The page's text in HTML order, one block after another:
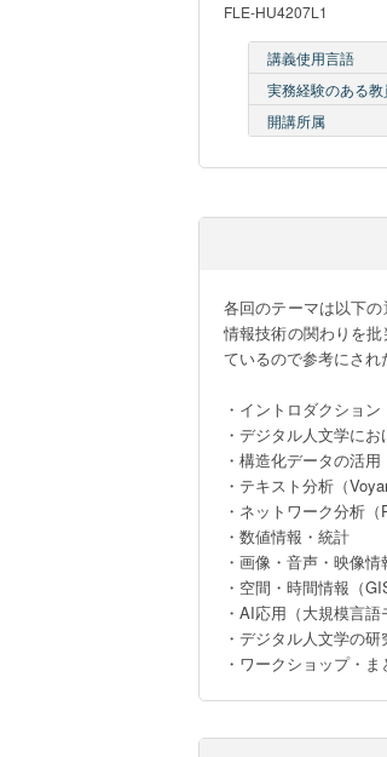
FLE-HU4207L1
講義使用言語
実務経験のある
開講所属
各回のテーマは以下
情報技術の関わりを
ているので参考にされ
・イントロダクショ
・デジタル人文学に
・構造化データの活用
・テキスト分析（
・ネットワーク分析
・数値情報・統計
・画像・音声・映像情
・空間・時間情報（
・AI応用（大規模言語
・デジタル人文学の研
・ワークショップ・ま